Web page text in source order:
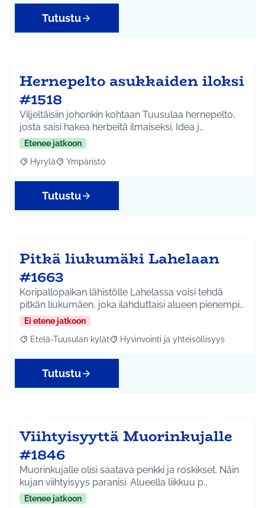
Tutustu
Hernepelto asukkaiden iloksi
#1518
Viljeltäisiin johonkin kohtaan Tuusulaa hernepelto,
josta saisi hakea herbeitä ilmaiseksi. Idea j…
Etenee jatkoon
Rajaa tulokset aihepiirin mukaan: Hyrylä
Hyrylä Rajaa tulokset teeman mukaan: Ympäristö
Ympäristö
Tutustu
Pitkä liukumäki Lahelaan
#1663
Koripallopaikan lähistölle Lahelassa voisi tehdä
pitkän liukumäen, joka ilahduttaisi alueen pienempi…
Ei etene jatkoon
Rajaa tulokset aihepiirin mukaan: Etelä-Tuusulan kylät
Etelä-Tuusulan kylät Rajaa tulokset teeman mukaan:
Hyvinvointi ja yhteisöllisyys
Tutustu
Viihtyisyyttä Muorinkujalle
#1846
Muorinkujalle olisi saatava penkki ja roskikset. Näin
kujan viihtyisyys paranisi. Alueella liikkuu p…
Etenee jatkoon